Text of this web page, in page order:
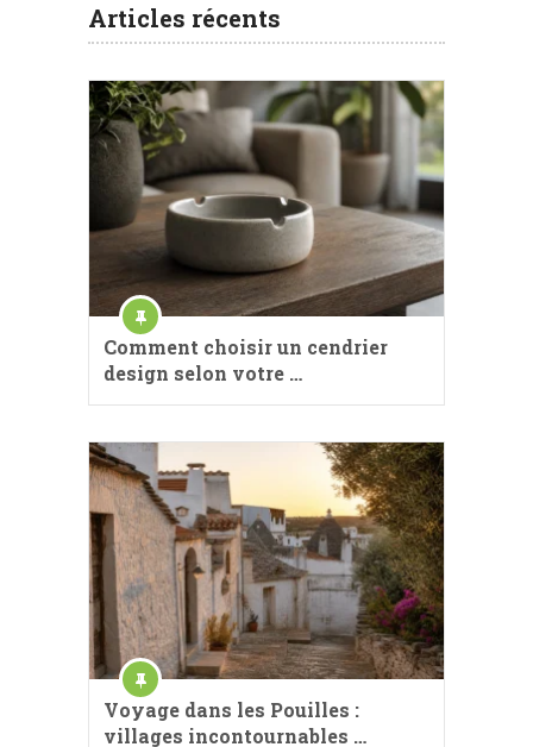
Articles récents
Comment choisir un cendrier
design selon votre …
Voyage dans les Pouilles :
villages incontournables …